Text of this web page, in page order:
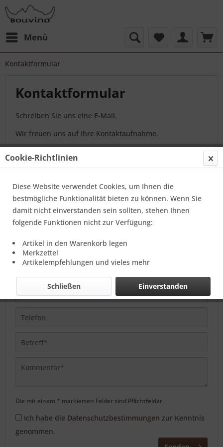
Menü
Kontaktformular
Kontaktformular
Schreiben Sie uns eine E-Mail.
Wir freuen uns auf Ihre Kontaktaufnahme.
Kontaktformular
Die mit einem * markierten Felder sind Pflichtfelder.
Ich habe die Datenschutzbestimmungen zur Kenntnis
genommen.
Cookie-Richtlinien
Diese Website verwendet Cookies, um Ihnen die
bestmögliche Funktionalität bieten zu können. Wenn Sie
damit nicht einverstanden sein sollten, stehen Ihnen
folgende Funktionen nicht zur Verfügung:
Artikel in den Warenkorb legen
Merkzettel
Artikelempfehlungen und vieles mehr
Einverstanden
Schließen